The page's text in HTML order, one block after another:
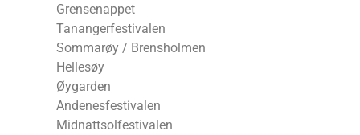
Grensenappet
Tanangerfestivalen
Sommarøy / Brensholmen
Hellesøy
Øygarden
Andenesfestivalen
Midnattsolfestivalen